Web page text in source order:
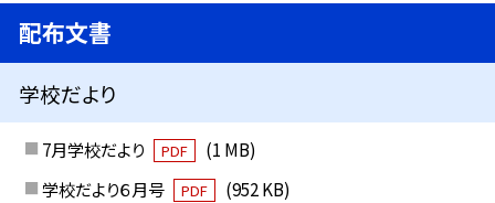
配布文書
学校だより
7月学校だより PDF
(1 MB)
学校だより６月号
PDF
(952 KB)